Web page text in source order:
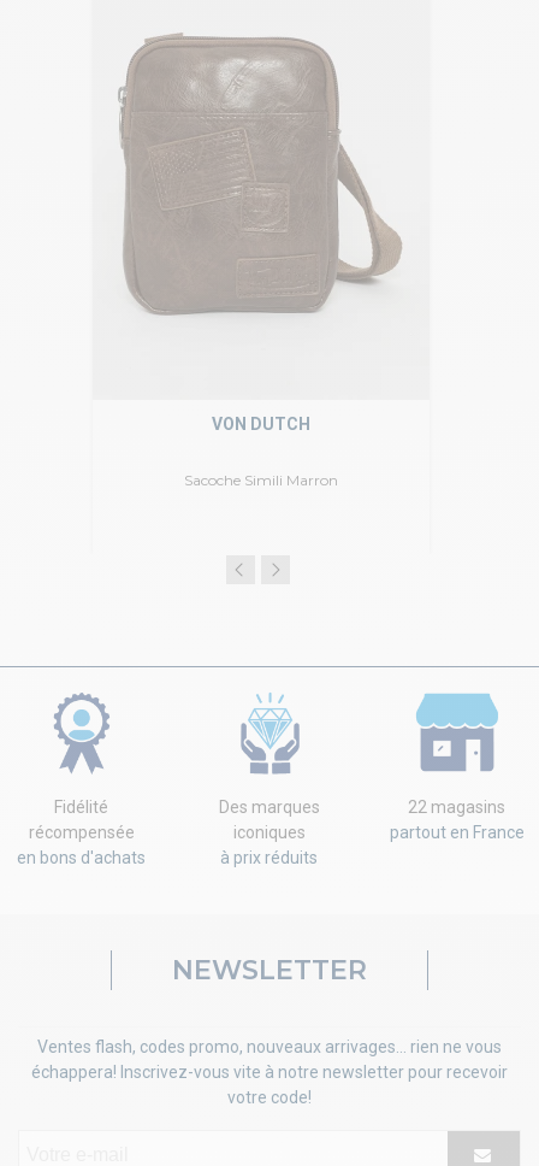
Sacoche Simili Marron
VON DUTCH
Fidélité
récompensée
en bons d'achats
Des marques
iconiques
à prix réduits
22 magasins
partout en France
NEWSLETTER
Ventes flash, codes promo, nouveaux arrivages... rien ne vous
échappera! Inscrivez-vous vite à notre newsletter pour recevoir
votre code!